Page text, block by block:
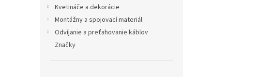
Kvetináče a dekorácie
Montážny a spojovací materiál
Odvíjanie a preťahovanie káblov
Značky